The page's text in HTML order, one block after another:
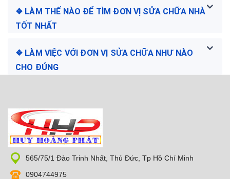
❖ LÀM THẾ NÀO ĐỂ TÌM ĐƠN VỊ SỬA CHỮA NHÀ
TỐT NHẤT
❖ LÀM VIỆC VỚI ĐƠN VỊ SỬA CHỮA NHƯ NÀO
CHO ĐÚNG
565/75/1 Đào Trinh Nhất, Thủ Đức, Tp Hồ Chí Minh
0904744975